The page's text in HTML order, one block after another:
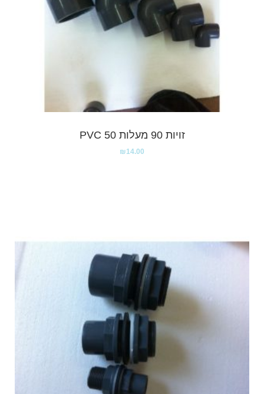
זויות 90 מעלות PVC 50
₪14.00